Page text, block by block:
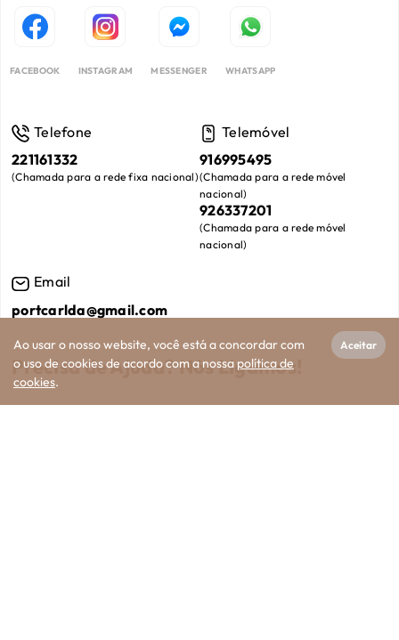
FACEBOOK INSTAGRAM MESSENGER WHATSAPP
Telefone
221161332
(Chamada para a rede fixa nacional)
Telemóvel
916995495
(Chamada para a rede móvel
nacional)
926337201
(Chamada para a rede móvel
nacional)
Email
portcarlda@gmail.com
Precisa de Ajuda? Nós Ligamos!
Ao usar o nosso website, você está a concordar com
o uso de cookies de acordo com a nossa política de
cookies.
Aceitar